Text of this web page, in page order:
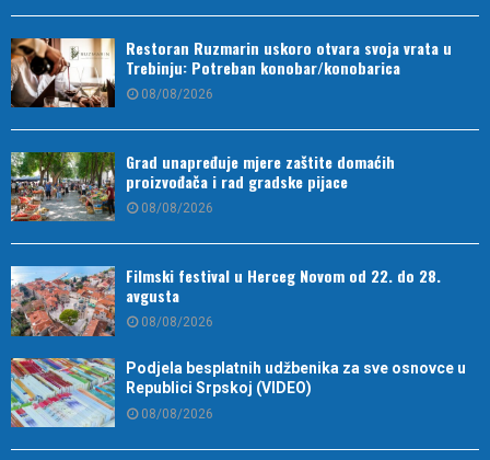
Restoran Ruzmarin uskoro otvara svoja vrata u
Trebinju: Potreban konobar/konobarica
08/08/2026
Grad unapređuje mjere zaštite domaćih
proizvođača i rad gradske pijace
08/08/2026
Filmski festival u Herceg Novom od 22. do 28.
avgusta
08/08/2026
Podjela besplatnih udžbenika za sve osnovce u
Republici Srpskoj (VIDEO)
08/08/2026